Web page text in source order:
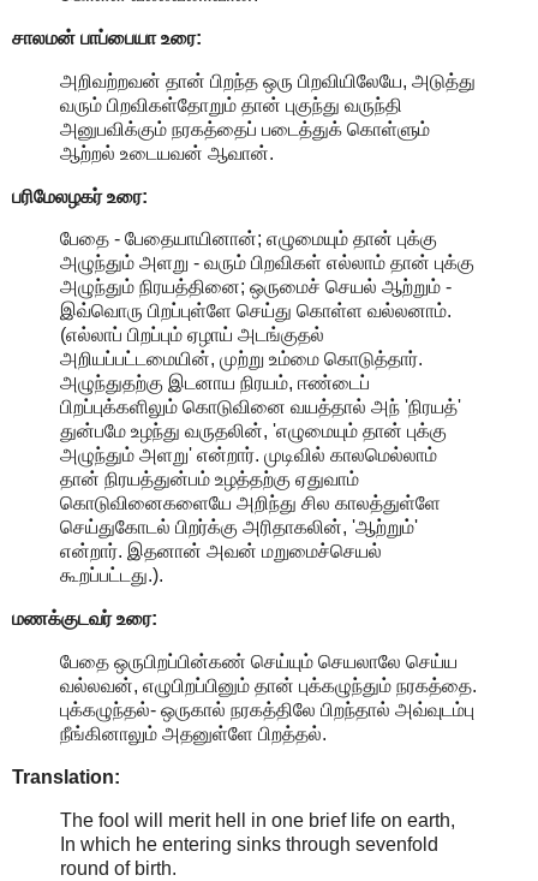
சாலமன் பாப்பையா உரை:
அறிவற்றவன் தான் பிறந்த ஒரு பிறவியிலேயே, அடுத்து
வரும் பிறவிகள்தோறும் தான் புகுந்து வருந்தி
அனுபவிக்கும் நரகத்தைப் படைத்துக் கொள்ளும்
ஆற்றல் உடையவன் ஆவான்.
பரிமேலழகர் உரை:
பேதை - பேதையாயினான்; எழுமையும் தான் புக்கு
அழுந்தும் அளறு - வரும் பிறவிகள் எல்லாம் தான் புக்கு
அழுந்தும் நிரயத்தினை; ஒருமைச் செயல் ஆற்றும் -
இவ்வொரு பிறப்புள்ளே செய்து கொள்ள வல்லனாம்.
(எல்லாப் பிறப்பும் ஏழாய் அடங்குதல்
அறியப்பட்டமையின், முற்று உம்மை கொடுத்தார்.
அழுந்துதற்கு இடனாய நிரயம், ஈண்டைப்
பிறப்புக்களிலும் கொடுவினை வயத்தால் அந் 'நிரயத்'
துன்பமே உழந்து வருதலின், 'எழுமையும் தான் புக்கு
அழுந்தும் அளறு' என்றார். முடிவில் காலமெல்லாம்
தான் நிரயத்துன்பம் உழத்தற்கு ஏதுவாம்
கொடுவினைகளையே அறிந்து சில காலத்துள்ளே
செய்துகோடல் பிறர்க்கு அரிதாகலின், 'ஆற்றும்'
என்றார். இதனான் அவன் மறுமைச்செயல்
கூறப்பட்டது.).
மணக்குடவர் உரை:
பேதை ஒருபிறப்பின்கண் செய்யும் செயலாலே செய்ய
வல்லவன், எழுபிறப்பினும் தான் புக்கழுந்தும் நரகத்தை.
புக்கழுந்தல்- ஒருகால் நரகத்திலே பிறந்தால் அவ்வுடம்பு
நீங்கினாலும் அதனுள்ளே பிறத்தல்.
Translation:
The fool will merit hell in one brief life on earth,
In which he entering sinks through sevenfold
round of birth.